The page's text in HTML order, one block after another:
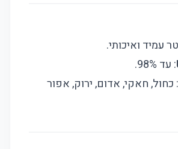
עמיד ואיכותי.
: עד 98%.
: כחול, חאקי, אדום, ירוק, אפור